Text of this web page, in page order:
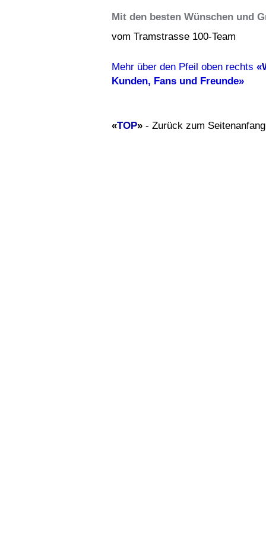
Mit den besten Wünschen und
vom Tramstrasse 100-Team
Mehr über den Pfeil oben rechts «
Kunden, Fans und Freunde»
«TOP» - Zurück zum